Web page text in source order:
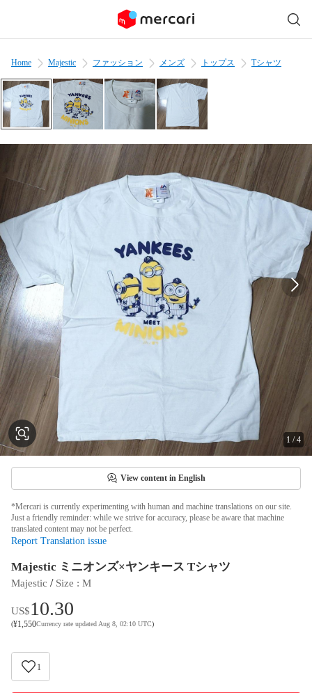
Home Majestic ファッション メンズ トップス Tシャツ
1 /4
View content in English
*Mercari is currently experimenting with human and machine translations on our site.
Just a friendly reminder: while we strive for accuracy, please be aware that machine
translated content may not be perfect.
Report Translation issue
Majestic ミニオンズ×ヤンキース Tシャツ
Majestic / Size : M
US$10.30
(¥1,550Currency rate updated Aug 8, 02:10 UTC)
1